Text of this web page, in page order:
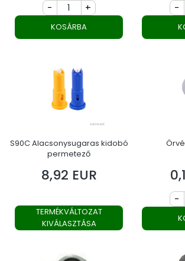
- +
KOSÁRBA
-
S90C Alacsonysugaras kidobó
permetező
Ár
8,92 EUR
TERMÉKVÁLTOZAT
KIVÁLASZTÁSA
Ár
-